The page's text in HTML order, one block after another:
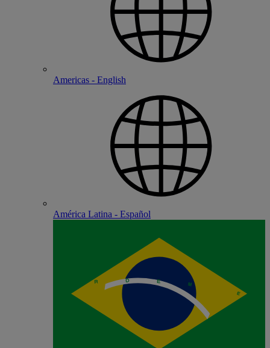
Americas - English
América Latina - Español